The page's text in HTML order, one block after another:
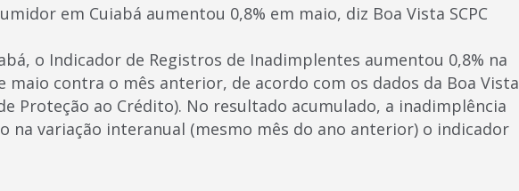
em Cuiabá aumentou 0,8% em maio, diz Boa Vista SCPC
o Indicador de Registros de Inadimplentes aumentou 0,8% na
maio contra o mês anterior, de acordo com os dados da Boa Vista
Proteção ao Crédito). No resultado acumulado, a inadimplência
na variação interanual (mesmo mês do ano anterior) o indicador